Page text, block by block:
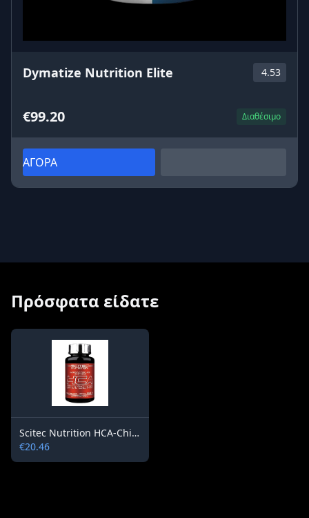
Dymatize Nutrition Elite 4.53
€99.20 Διαθέσιμο
ΑΓΟΡΑ
Πρόσφατα είδατε
Scitec Nutrition HCA-Chitosan 780 mg / 100 capsules
€20.46